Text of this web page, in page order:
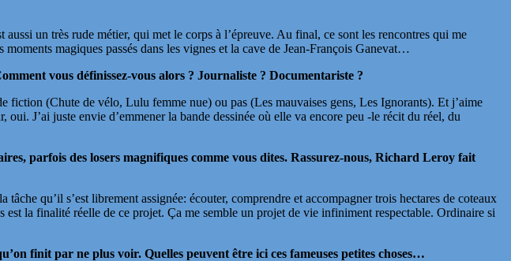
un très rude métier, qui met le corps à l’épreuve. Au final, ce sont les rencontres qui me
magiques passés dans les vignes et la cave de Jean-François Ganevat…
vous définissez-vous alors ? Journaliste ? Documentariste ?
fiction (Chute de vélo, Lulu femme nue) ou pas (Les mauvaises gens, Les Ignorants). Et j’aime
J’ai juste envie d’emmener la bande dessinée où elle va encore peu -le récit du réel, du
parfois des losers magnifiques comme vous dites. Rassurez-nous, Richard Leroy fait
qu’il s’est librement assignée: écouter, comprendre et accompagner trois hectares de coteaux
la finalité réelle de ce projet. Ça me semble un projet de vie infiniment respectable. Ordinaire si
finit par ne plus voir. Quelles peuvent être ici ces fameuses petites choses…